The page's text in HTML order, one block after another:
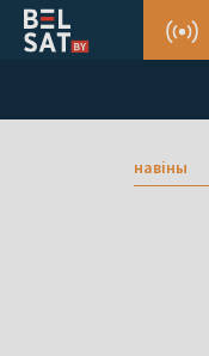
навіны